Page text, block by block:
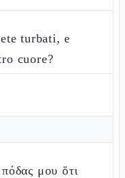
turbati, e
cuore?
μου ὅτι